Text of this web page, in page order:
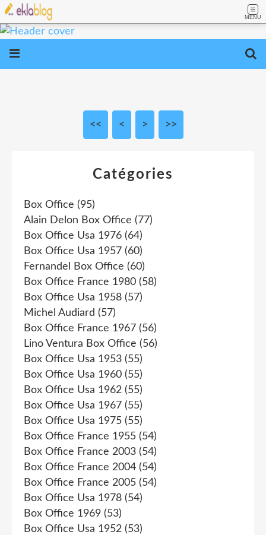
MENU
<< < > >>
Catégories
Box Office (95)
Alain Delon Box Office (77)
Box Office Usa 1976 (64)
Box Office Usa 1957 (60)
Fernandel Box Office (60)
Box Office France 1980 (58)
Box Office Usa 1958 (57)
Michel Audiard (57)
Box Office France 1967 (56)
Lino Ventura Box Office (56)
Box Office Usa 1953 (55)
Box Office Usa 1960 (55)
Box Office Usa 1962 (55)
Box Office Usa 1967 (55)
Box Office Usa 1975 (55)
Box Office France 1955 (54)
Box Office France 2003 (54)
Box Office France 2004 (54)
Box Office France 2005 (54)
Box Office Usa 1978 (54)
Box Office 1969 (53)
Box Office Usa 1952 (53)